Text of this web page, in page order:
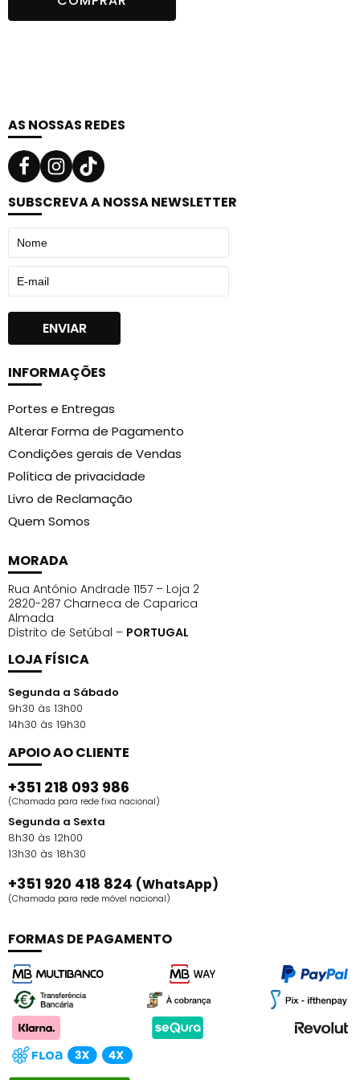
original
era:
atual
é:
AS NOSSAS REDES
SUBSCREVA A NOSSA NEWSLETTER
INFORMAÇÕES
Portes e Entregas
Alterar Forma de Pagamento
Condições gerais de Vendas
Política de privacidade
Livro de Reclamação
Quem Somos
MORADA
Rua António Andrade 1157 – Loja 2
2820-287 Charneca de Caparica
Almada
Distrito de Setúbal – PORTUGAL
LOJA FÍSICA
Segunda a Sábado
9h30 às 13h00
14h30 às 19h30
APOIO AO CLIENTE
+351 218 093 986
(Chamada para rede fixa nacional)
Segunda a Sexta
8h30 às 12h00
13h30 às 18h30
+351 920 418 824 (WhatsApp)
(Chamada para rede móvel nacional)
FORMAS DE PAGAMENTO